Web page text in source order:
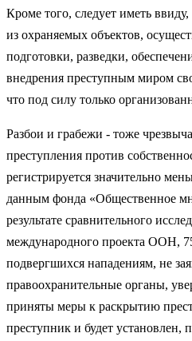
Кроме того, следует иметь
из охраняемых объектов,
подготовки, разведки,
внедрения преступным миром
что под силу только
Разбои и грабежи - тоже
преступления против
регистрируется значительно
данным фонда «Общественное
результате сравнительного
международного проекта ООН,
подвергшихся нападениям, не
правоохранительные органы,
приняты меры к раскрытию
преступник и будет установлен,